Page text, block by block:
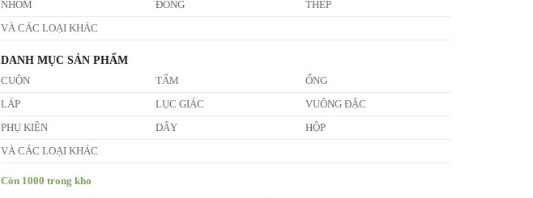
NHÔM ĐỒNG THÉP
VÀ CÁC LOẠI KHÁC
DANH MỤC SẢN PHẨM
CUỘN TẤM ỐNG
LÁP LỤC GIÁC VUÔNG ĐẶC
PHỤ KIỆN DÂY HỘP
VÀ CÁC LOẠI KHÁC
Còn 1000 trong kho